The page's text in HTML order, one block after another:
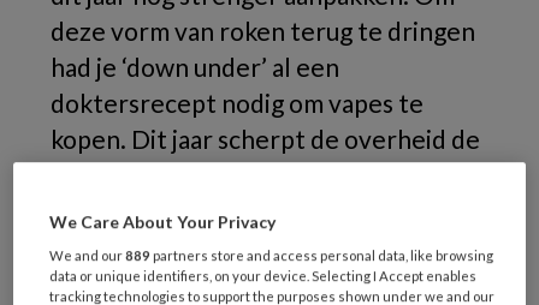
deze vorm van roken terug te dringen
had je ‘down under’ al een
doktersrecept nodig om vapes te
kopen. Dit jaar scherpt de overheid de
gebruiksrestricties verder aan.
We Care About Your Privacy
We and our889 partners store and access personal data, like browsing
data or unique identifiers, on your device. Selecting I Accept enables
tracking technologies to support the purposes shown under we and our